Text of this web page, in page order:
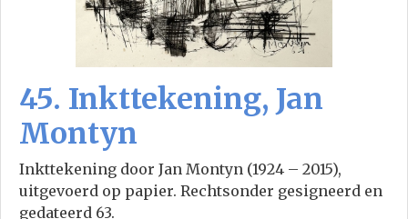
45. Inkttekening, Jan
Montyn
Inkttekening door Jan Montyn (1924 – 2015),
uitgevoerd op papier. Rechtsonder gesigneerd en
gedateerd 63.